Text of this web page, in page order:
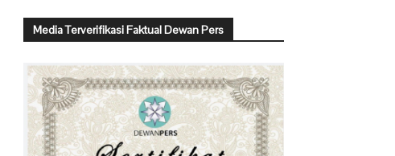
Media Terverifikasi Faktual Dewan Pers